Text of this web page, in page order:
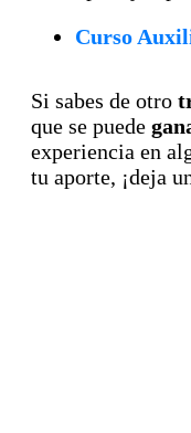
Curso
Si sabes de otro
que se puede
experiencia en
tu aporte, ¡deja